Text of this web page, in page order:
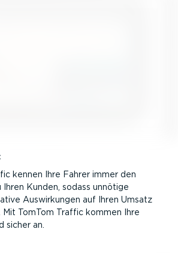
kennen Ihre Fahrer immer den
Kunden, sodass unnötige
Auswir­kungen auf Ihren Umsatz
TomTom Traffic kommen Ihre
sicher an.